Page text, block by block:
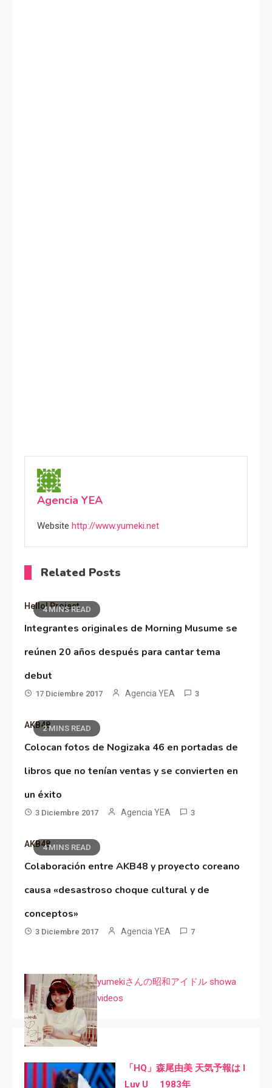
Agencia YEA
Website http://www.yumeki.net
Related Posts
4 MINS READ
Hello! Project
Integrantes originales de Morning Musume se
reúnen 20 años después para cantar tema
debut
17 Diciembre 2017 Agencia YEA 3
2 MINS READ
AKB48
Colocan fotos de Nogizaka 46 en portadas de
libros que no tenían ventas y se convierten en
un éxito
3 Diciembre 2017 Agencia YEA 3
4 MINS READ
AKB48
Colaboración entre AKB48 y proyecto coreano
causa «desastroso choque cultural y de
conceptos»
3 Diciembre 2017 Agencia YEA 7
yumekiさんの昭和アイドル showa
videos
「HQ」森尾由美 天気予報は I
Luv U 1983年